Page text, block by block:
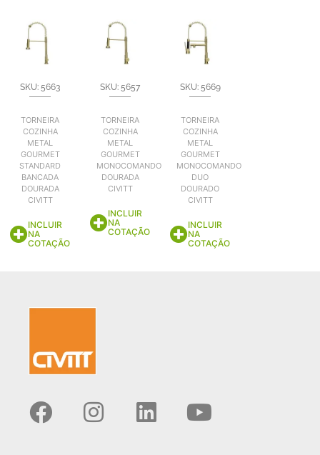
SKU: 5663
TORNEIRA
COZINHA
METAL
GOURMET
STANDARD
BANCADA
DOURADA
CIVITT
INCLUIR
NA
COTAÇÃO
SKU: 5657
TORNEIRA
COZINHA
METAL
GOURMET
MONOCOMANDO
DOURADA
CIVITT
INCLUIR
NA
COTAÇÃO
SKU: 5669
TORNEIRA
COZINHA
METAL
GOURMET
MONOCOMANDO
DUO
DOURADO
CIVITT
INCLUIR
NA
COTAÇÃO